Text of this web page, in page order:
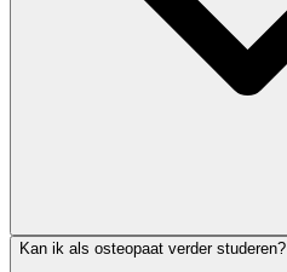
Kan ik als osteopaat verder studeren?